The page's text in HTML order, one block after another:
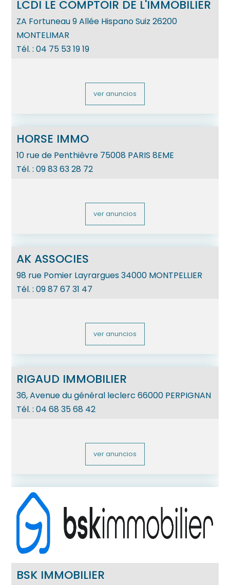
LCDI LE COMPTOIR DE L'IMMOBILIER
ZA Fortuneau 9 Allée Hispano Suiz 26200
MONTELIMAR
Tél. :04 75 53 19 19
ver anuncios
HORSE IMMO
10 rue de Penthièvre 75008 PARIS 8EME
Tél. :09 83 63 28 72
ver anuncios
AK ASSOCIES
98 rue Pomier Layrargues34000 MONTPELLIER
Tél. :09 87 67 31 47
ver anuncios
RIGAUD IMMOBILIER
36, Avenue du général leclerc 66000 PERPIGNAN
Tél. :04 68 35 68 42
ver anuncios
BSK IMMOBILIER